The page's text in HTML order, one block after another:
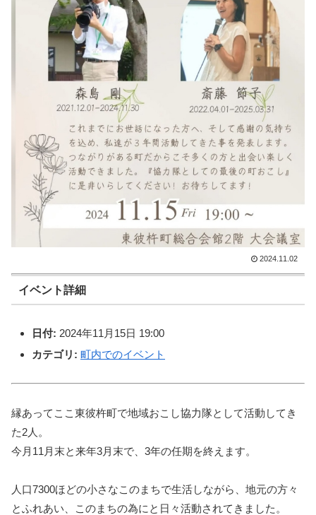
2024.11.02
イベント詳細
日付: 2024年11月15日 19:00
カテゴリ: 町内でのイベント
縁あってここ東彼杵町で地域おこし協力隊として活動してき
た2人。
今月11月末と来年3月末で、3年の任期を終えます。
人口7300ほどの小さなこのまちで生活しながら、地元の方々
とふれあい、このまちの為にと日々活動されてきました。